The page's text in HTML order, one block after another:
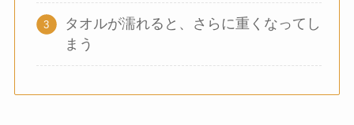
タオルが濡れると、さらに重くなってし
まう